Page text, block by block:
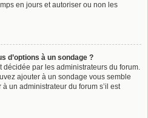
en jours et autoriser ou non les
d’options à un sondage ?
décidée par les administrateurs du forum.
ajouter à un sondage vous semble
un administrateur du forum s’il est